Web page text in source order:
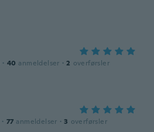
· 40 anmeldelser · 2 overførsler
· 77 anmeldelser · 3 overførsler